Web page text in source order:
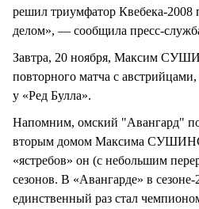
решил триумфатор Квебека-2008
делом», — сообщила пресс-
Завтра, 20 ноября, Максим
повторного матча с
у «Ред Булла».
Напомним, омский "Авангард" по
вторым домом Максима
«ястребов» он (с небольшим
сезонов. В «Авангарде» в
единственный раз стал